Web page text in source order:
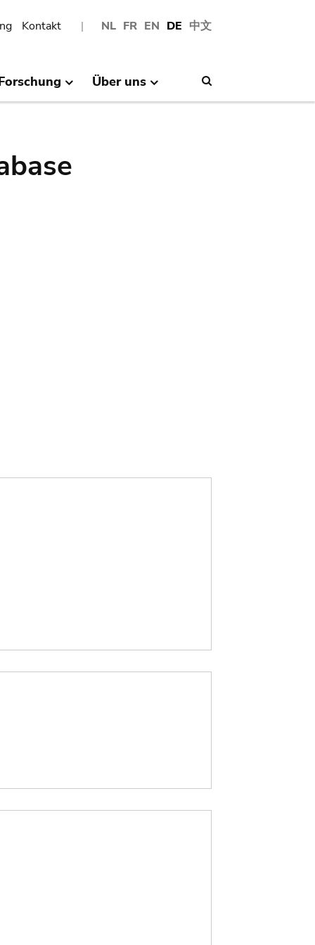
NL FR EN DE 中文
Kontakt
Über uns